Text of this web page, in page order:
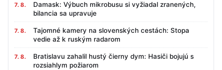
7. 8.
Damask: Výbuch mikrobusu si vyžiadal zranených,
bilancia sa upravuje
7. 8.
Tajomné kamery na slovenských cestách: Stopa
vedie až k ruským radarom
7. 8.
Bratislavu zahalil hustý čierny dym: Hasiči bojujú s
rozsiahlym požiarom